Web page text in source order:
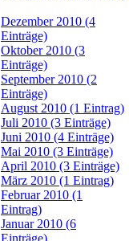
Dezember 2010 (4
Einträge)
Oktober 2010 (3
Einträge)
September 2010 (2
Einträge)
August 2010 (1 Eintrag)
Juli 2010 (3 Einträge)
Juni 2010 (4 Einträge)
Mai 2010 (3 Einträge)
April 2010 (3 Einträge)
März 2010 (1 Eintrag)
Februar 2010 (1
Eintrag)
Januar 2010 (6
Einträge)